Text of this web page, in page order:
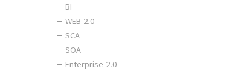
BI
WEB 2.0
SCA
SOA
Enterprise 2.0